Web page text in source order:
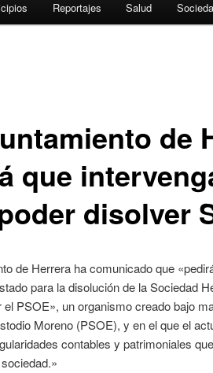
Reportajes Salud
de
que
disolver
de Herrera ha comunicado que
para la disolución de la Sociedad
el PSOE», un organismo creado bajo
Moreno (PSOE), y en el que el
contables y patrimoniales